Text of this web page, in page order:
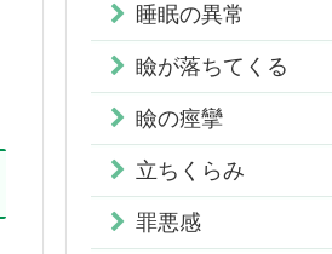
睡眠の異常
瞼が落ちてくる
瞼の痙攣
立ちくらみ
罪悪感